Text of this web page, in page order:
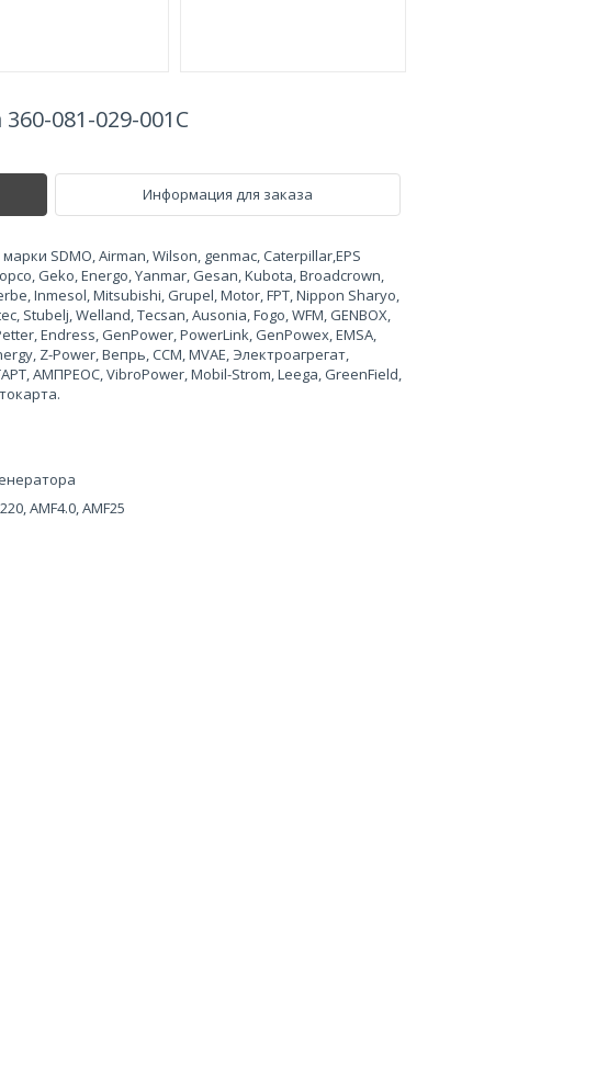
081-029-001C
Информация для заказа
SDMO, Airman, Wilson, genmac, Caterpillar,EPS
Geko, Energo, Yanmar, Gesan, Kubota, Broadcrown,
Inmesol, Mitsubishi, Grupel, Motor, FPT, Nippon Sharyo,
Stubelj, Welland, Tecsan, Ausonia, Fogo, WFM, GENBOX,
Endress, GenPower, PowerLink, GenPowex, EMSA,
Z-Power, Вепрь, CCM, MVAE, Электроагрегат,
АМПРЕОС, VibroPower, Mobil-Strom, Leega, GreenField,
AMF4.0, AMF25